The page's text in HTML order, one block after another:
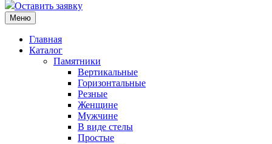
Оставить заявку
Меню
Главная
Каталог
Памятники
Вертикальные
Горизонтальные
Резные
Женщине
Мужчине
В виде стелы
Простые